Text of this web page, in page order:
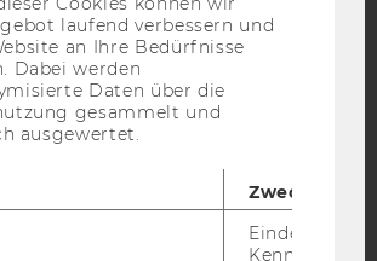
AACSB
laufend verbessern und
an Ihre Bedürfnisse
Dabei werden
Daten über die
gesammelt und
ausgewertet.
Zweck
Eindeutige